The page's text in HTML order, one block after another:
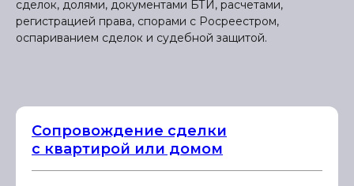
сделок, долями, документами БТИ, расчетами,
регистрацией права, спорами с Росреестром,
оспариванием сделок и судебной защитой.
Сопровождение сделки
с квартирой или домом